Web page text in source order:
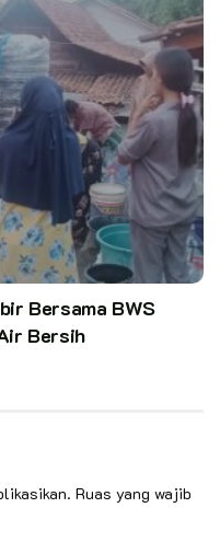
Bersama BWS
Bersih
Ruas yang wajib